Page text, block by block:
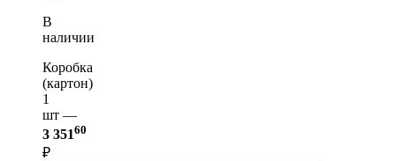
В
наличии
Коробка
(картон)
1
шт —
3 35160
₽